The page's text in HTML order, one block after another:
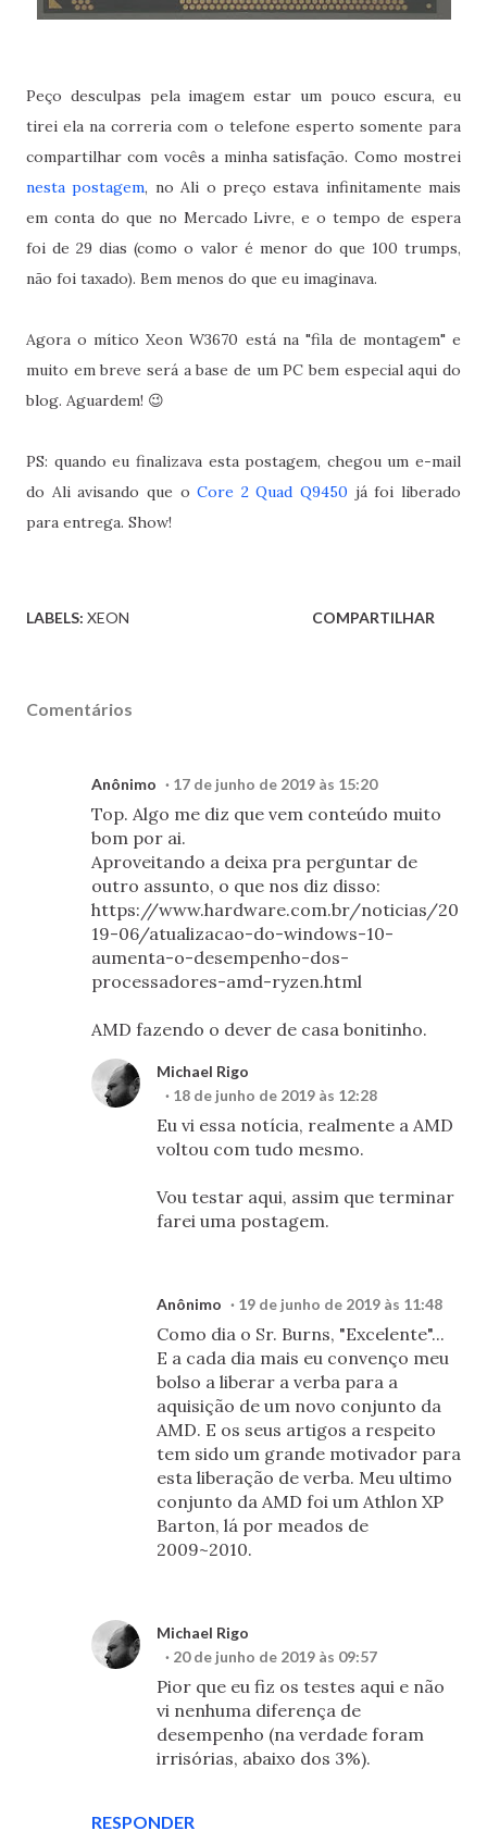
Peço desculpas pela imagem estar um pouco escura, eu
tirei ela na correria com o telefone esperto somente para
compartilhar com vocês a minha satisfação. Como mostrei
nesta postagem, no Ali o preço estava infinitamente mais
em conta do que no Mercado Livre, e o tempo de espera
foi de 29 dias (como o valor é menor do que 100 trumps,
não foi taxado). Bem menos do que eu imaginava.
Agora o mítico Xeon W3670 está na "fila de montagem" e
muito em breve será a base de um PC bem especial aqui do
blog. Aguardem! 😉
PS: quando eu finalizava esta postagem, chegou um e-mail
do Ali avisando que oCore 2 Quad Q9450 já foi liberado
para entrega. Show!
LABELS: XEON COMPARTILHAR
Comentários
Anônimo 17 de junho de 2019 às 15:20
Top. Algo me diz que vem conteúdo muito
bom por ai.
Aproveitando a deixa pra perguntar de
outro assunto, o que nos diz disso:
https://www.hardware.com.br/noticias/20
19-06/atualizacao-do-windows-10-
aumenta-o-desempenho-dos-
processadores-amd-ryzen.html
AMD fazendo o dever de casa bonitinho.
RESPONDER
Michael Rigo
18 de junho de 2019 às 12:28
Eu vi essa notícia, realmente a AMD
voltou com tudo mesmo.
Vou testar aqui, assim que terminar
farei uma postagem.
Anônimo 19 de junho de 2019 às 11:48
Como dia o Sr. Burns, "Excelente"...
E a cada dia mais eu convenço meu
bolso a liberar a verba para a
aquisição de um novo conjunto da
AMD. E os seus artigos a respeito
tem sido um grande motivador para
esta liberação de verba. Meu ultimo
conjunto da AMD foi um Athlon XP
Barton, lá por meados de
2009~2010.
Michael Rigo
20 de junho de 2019 às 09:57
Pior que eu fiz os testes aqui e não
vi nenhuma diferença de
desempenho (na verdade foram
irrisórias, abaixo dos 3%).